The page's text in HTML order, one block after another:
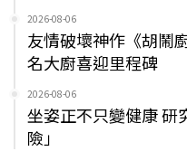
2026-08-06
友情破壞神作《胡鬧
名大廚喜迎里程碑
2026-08-06
坐姿正不只變健康 研
險」